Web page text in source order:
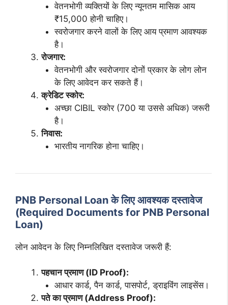
वेतनभोगी व्यक्तियों के लिए न्यूनतम मासिक आय
₹15,000 होनी चाहिए।
स्वरोजगार करने वालों के लिए आय प्रमाण आवश्यक
है।
रोजगार:
वेतनभोगी और स्वरोजगार दोनों प्रकार के लोग लोन
के लिए आवेदन कर सकते हैं।
क्रेडिट स्कोर:
अच्छा CIBIL स्कोर (700 या उससे अधिक) जरूरी
है।
निवास:
भारतीय नागरिक होना चाहिए।
PNB Personal Loan के लिए आवश्यक दस्तावेज
(Required Documents for PNB Personal
Loan)
लोन आवेदन के लिए निम्नलिखित दस्तावेज जरूरी हैं:
पहचान प्रमाण (ID Proof):
आधार कार्ड, पैन कार्ड, पासपोर्ट, ड्राइविंग लाइसेंस।
पते का प्रमाण (Address Proof):